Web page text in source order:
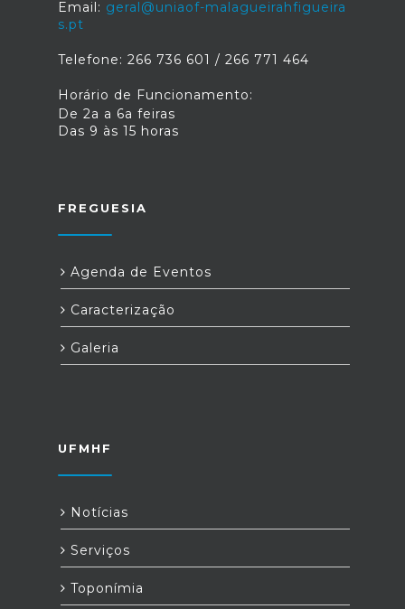
Email: geral@uniaof-malagueirahfigueira
s.pt
Telefone: 266 736 601 / 266 771 464
Horário de Funcionamento:
De 2a a 6a feiras
Das 9 às 15 horas
FREGUESIA
Agenda de Eventos
Caracterização
Galeria
UFMHF
Notícias
Serviços
Toponímia